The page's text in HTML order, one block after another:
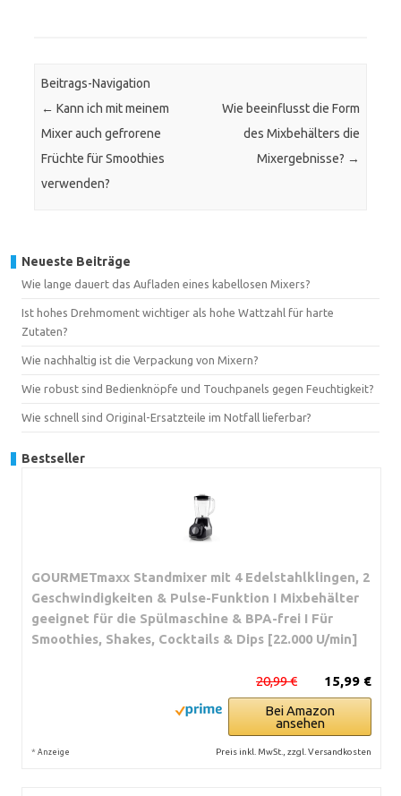
Beitrags-Navigation
← Kann ich mit meinem
Mixer auch gefrorene
Früchte für Smoothies
verwenden?
Wie beeinflusst die Form
des Mixbehälters die
Mixergebnisse? →
Neueste Beiträge
Wie lange dauert das Aufladen eines kabellosen Mixers?
Ist hohes Drehmoment wichtiger als hohe Wattzahl für harte
Zutaten?
Wie nachhaltig ist die Verpackung von Mixern?
Wie robust sind Bedienknöpfe und Touchpanels gegen Feuchtigkeit?
Wie schnell sind Original-Ersatzteile im Notfall lieferbar?
Bestseller
GOURMETmaxx Standmixer mit 4 Edelstahlklingen, 2
Geschwindigkeiten & Pulse-Funktion I Mixbehälter
geeignet für die Spülmaschine & BPA-frei I Für
Smoothies, Shakes, Cocktails & Dips [22.000 U/min]
15,99 €
20,99 €
Bei Amazon
ansehen
* Anzeige Preis inkl. MwSt., zzgl. Versandkosten